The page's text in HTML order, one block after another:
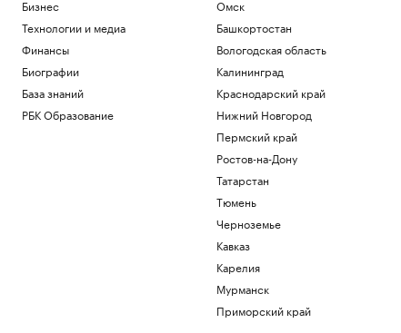
Бизнес
Технологии и медиа
Финансы
Биографии
База знаний
РБК Образование
Омск
Башкортостан
Вологодская область
Калининград
Краснодарский край
Нижний Новгород
Пермский край
Ростов-на-Дону
Татарстан
Тюмень
Черноземье
Кавказ
Карелия
Мурманск
Приморский край